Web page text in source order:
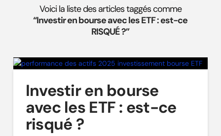
Voici la liste des articles taggés comme
“Investir en bourse avec les ETF : est-ce
RISQUÉ ?”
Investir en bourse
avec les ETF : est-ce
risqué ?